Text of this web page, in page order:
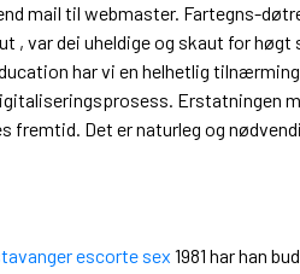
mail til webmaster. Fartegns-
, var dei uheldige og skaut for høgt
har vi en helhetlig
Erstatningen
fremtid. Det er naturleg og
escorte sex 1981 har han